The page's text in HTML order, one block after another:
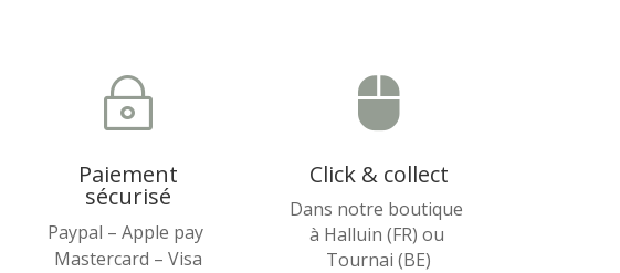
~
Paiement
sécurisé
Paypal – Apple pay
Mastercard – Visa

Click & collect
Dans notre boutique
à Halluin (FR) ou
Tournai (BE)